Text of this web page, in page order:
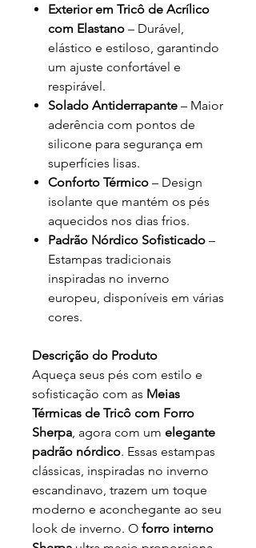
Exterior em Tricô de Acrílico
com Elastano – Durável,
elástico e estiloso, garantindo
um ajuste confortável e
respirável.
Solado Antiderrapante – Maior
aderência com pontos de
silicone para segurança em
superfícies lisas.
Conforto Térmico – Design
isolante que mantém os pés
aquecidos nos dias frios.
Padrão Nórdico Sofisticado –
Estampas tradicionais
inspiradas no inverno
europeu, disponíveis em várias
cores.
Descrição do Produto
Aqueça seus pés com estilo e
sofisticação com as Meias
Térmicas de Tricô com Forro
Sherpa, agora com um elegante
padrão nórdico. Essas estampas
clássicas, inspiradas no inverno
escandinavo, trazem um toque
moderno e aconchegante ao seu
look de inverno. O forro interno